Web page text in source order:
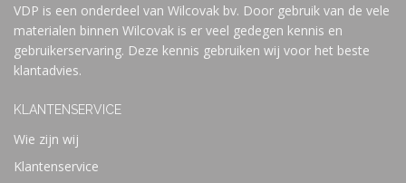
VDP is een onderdeel van Wilcovak bv. Door gebruik van de vele
materialen binnen Wilcovak is er veel gedegen kennis en
gebruikerservaring. Deze kennis gebruiken wij voor het beste
klantadvies.
KLANTENSERVICE
Wie zijn wij
Klantenservice